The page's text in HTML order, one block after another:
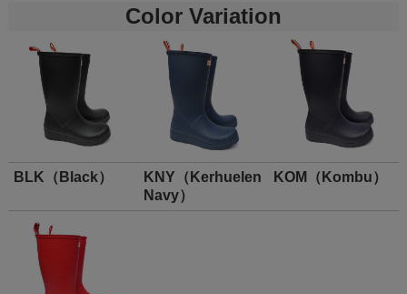
Color Variation
BLK（Black）
KNY（Kerhuelen
Navy）
KOM（Kombu）